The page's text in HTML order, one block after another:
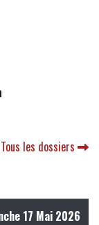
Tous les dossiers
17 Mai 2026